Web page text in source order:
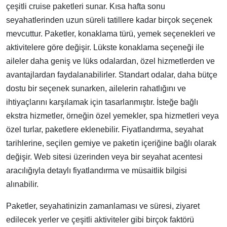
çeşitli cruise paketleri sunar. Kısa hafta sonu
seyahatlerinden uzun süreli tatillere kadar birçok seçenek
mevcuttur. Paketler, konaklama türü, yemek seçenekleri ve
aktivitelere göre değişir. Lükste konaklama seçeneği ile
aileler daha geniş ve lüks odalardan, özel hizmetlerden ve
avantajlardan faydalanabilirler. Standart odalar, daha bütçe
dostu bir seçenek sunarken, ailelerin rahatlığını ve
ihtiyaçlarını karşılamak için tasarlanmıştır. İsteğe bağlı
ekstra hizmetler, örneğin özel yemekler, spa hizmetleri veya
özel turlar, paketlere eklenebilir. Fiyatlandırma, seyahat
tarihlerine, seçilen gemiye ve paketin içeriğine bağlı olarak
değişir. Web sitesi üzerinden veya bir seyahat acentesi
aracılığıyla detaylı fiyatlandırma ve müsaitlik bilgisi
alınabilir.
Paketler, seyahatinizin zamanlaması ve süresi, ziyaret
edilecek yerler ve çeşitli aktiviteler gibi birçok faktörü